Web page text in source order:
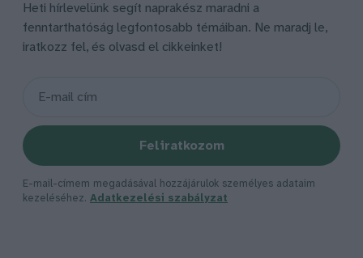
Heti hírlevelünk segít naprakész maradni a
fenntarthatóság legfontosabb témáiban. Ne maradj le,
iratkozz fel, és olvasd el cikkeinket!
Feliratkozom
E-mail-címem megadásával hozzájárulok személyes adataim
kezeléséhez. Adatkezelési szabályzat